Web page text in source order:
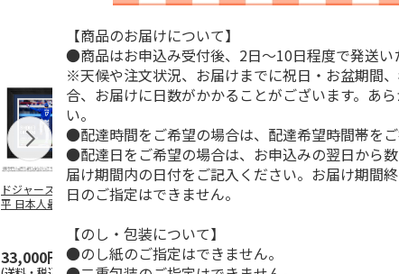
ドジャース 大谷翔
平 日本人最多53試
33,000円
MLB ドジャース 大
谷翔平 2026 NL 3・
33,000円 9,900円
【商品のお届けについて】
●商品はお申込み受付後、2日～10日程度で発送い
※天候や注文状況、お届けまでに祝日・お盆期間
合、お届けに日数がかかることがございます。あ
い。
●配達時間をご希望の場合は、配達希望時間帯をご
●配達日をご希望の場合は、お申込みの翌日から
届け期間内の日付をご記入ください。お届け期間
日のご指定はできません。
【のし・包装について】
●のし紙のご指定はできません。